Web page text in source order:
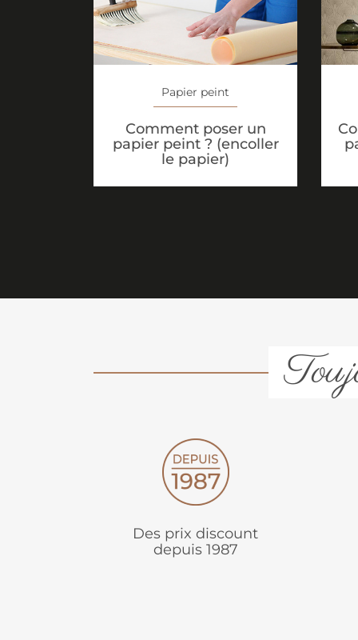
Papier peint
Comment poser un
papier peint ? (encoller
le papier)
Des prix discount
depuis 1987